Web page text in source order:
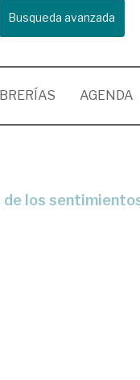
Busqueda avanzada
AGENDA
los